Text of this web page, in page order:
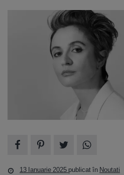
13 Ianuarie 2025 publicat în Noutati